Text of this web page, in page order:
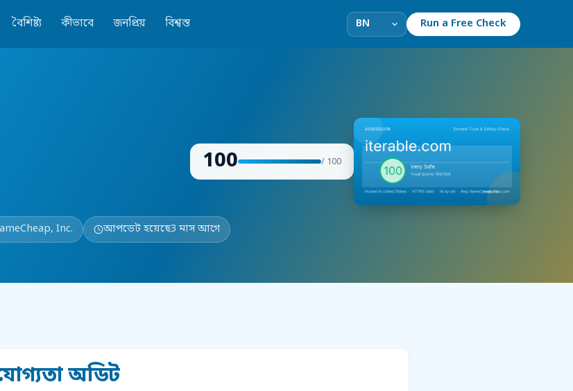
বৈশিষ্ট্য কীভাবে জনপ্রিয় বিশ্বস্ত Run a Free Check
100 / 100
Inc. আপডেট হয়েছে3 মাস আগে
অডিট